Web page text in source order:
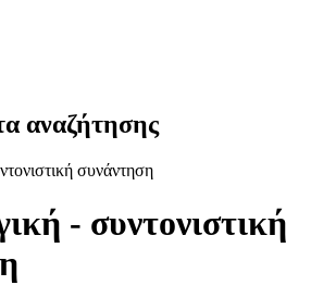
αναζήτησης
- συντονιστική